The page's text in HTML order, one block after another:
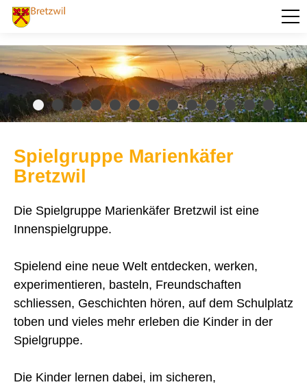
PORTRÄT
AKTUELLES
VERWALTUNG
KULTUR UND FREIZEIT
Alice Haefeli Stiftung
Alters- und Pflegeheim Moosmatt
Arbeitslos - was tun?
Fahrdienst Gemeinde Bretzwil
Gritt Seniorenzentrum
Informations- und Beratungsstelle Alter
Jugend- und Familienberatung
Kindertagesstätten
Kinder- und Jugendzahnpflege
Kindes- und Erwachsenenschutz
Leben/Wohnen/Betreuung im Alter
Spielgruppe Marienkäfer
Bretzwil
Die Spielgruppe Marienkäfer Bretzwil ist eine
Innenspielgruppe.
Spielend eine neue Welt entdecken, werken,
experimentieren, basteln, Freundschaften
schliessen, Geschichten hören, auf dem Schulplatz
toben und vieles mehr erleben die Kinder in der
Spielgruppe.
Die Kinder lernen dabei, im sicheren,